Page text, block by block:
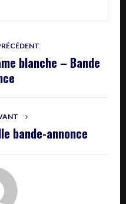
blanche – Bande
bande-annonce